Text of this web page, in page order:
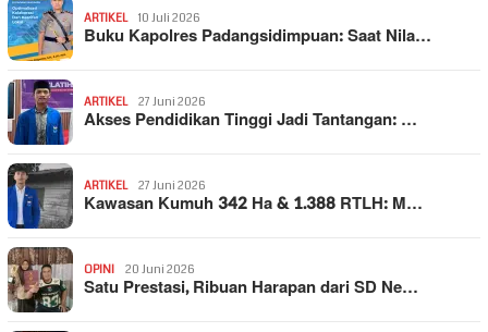
ARTIKEL 10 Juli 2026
Buku Kapolres Padangsidimpuan: Saat Nila…
ARTIKEL 27 Juni 2026
Akses Pendidikan Tinggi Jadi Tantangan: …
ARTIKEL 27 Juni 2026
Kawasan Kumuh 342 Ha & 1.388 RTLH: M…
OPINI 20 Juni 2026
Satu Prestasi, Ribuan Harapan dari SD Ne…